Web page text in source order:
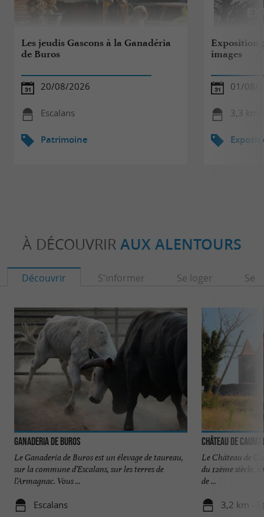
Les jeudis Gascons à la Ganadéria
de Buros
20/08/2026
Escalans
Patrimoine
Exposition
images
01/08/
3,3 km
À DÉCOUVRIR AUX ALENTOURS
Découvrir S'informer Se loger Se
Ganaderia de Buros
Le Ganaderia de Buros est un élevage de taureau,
sur la commune d’Escalans, sur les terres de
l’Armagnac. Vous ...
Escalans
Château de
Le Château de
du 12ème siècle,
de ...
3,2 km -